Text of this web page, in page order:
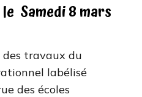
Samedi 8 mars
des travaux du
labélisé
des écoles